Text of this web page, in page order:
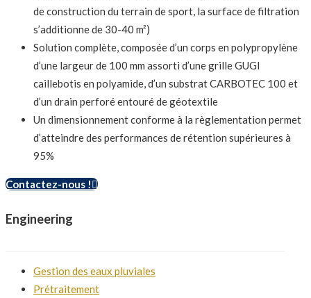
de construction du terrain de sport, la surface de filtration
s’additionne de 30-40 m²)
Solution complète, composée d’un corps en polypropylène
d’une largeur de 100 mm assorti d’une grille GUGI
caillebotis en polyamide, d’un substrat CARBOTEC 100 et
d’un drain perforé entouré de géotextile
Un dimensionnement conforme à la règlementation permet
d’atteindre des performances de rétention supérieures à
95%
Contactez-nous !
Engineering
Gestion des eaux pluviales
Prétraitement